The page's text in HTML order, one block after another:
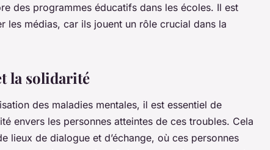
des programmes éducatifs dans les écoles. Il est
les médias, car ils jouent un rôle crucial dans la
la solidarité
des maladies mentales, il est essentiel de
envers les personnes atteintes de ces troubles. Cela
lieux de dialogue et d’échange, où ces personnes